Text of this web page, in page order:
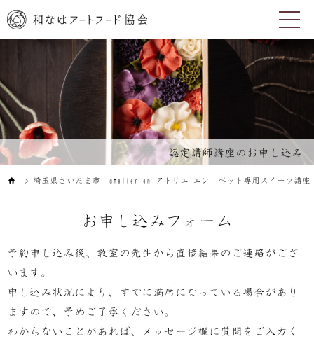
認定講師講座のお申し込み
＞ 埼玉県さいたま市 atelier en アトリエ エン ペット専用スイーツ講座
お申し込みフォーム
予約申し込み後、教室の先生から直接結果のご連絡がござ
います。
申し込み状況により、すでに満席になっている場合があり
ますので、予めご了承ください。
わからないことがあれば、メッセージ欄に質問をご入力く